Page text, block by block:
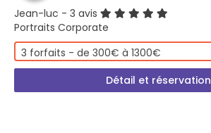
Jean-luc - 3 avis
Portraits Corporate
3 forfaits - de 300€ à 1300€
Détail et réservation